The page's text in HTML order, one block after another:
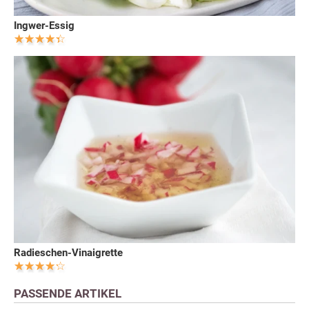
Ingwer-Essig
Radieschen-Vinaigrette
PASSENDE ARTIKEL